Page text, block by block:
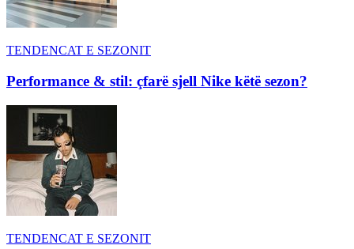
TENDENCAT E SEZONIT
Performance & stil: çfarë sjell Nike këtë sezon?
TENDENCAT E SEZONIT